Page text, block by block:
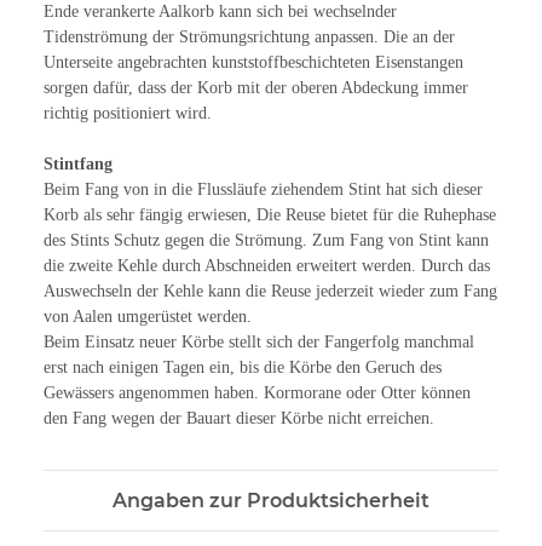
Ende verankerte Aalkorb kann sich bei wechselnder
Tidenströmung der Strömungsrichtung anpassen. Die an der
Unterseite angebrachten kunststoffbeschichteten Eisenstangen
sorgen dafür, dass der Korb mit der oberen Abdeckung immer
richtig positioniert wird.
Stintfang
Beim Fang von in die Flussläufe ziehendem Stint hat sich dieser
Korb als sehr fängig erwiesen, Die Reuse bietet für die Ruhephase
des Stints Schutz gegen die Strömung. Zum Fang von Stint kann
die zweite Kehle durch Abschneiden erweitert werden. Durch das
Auswechseln der Kehle kann die Reuse jederzeit wieder zum Fang
von Aalen umgerüstet werden.
Beim Einsatz neuer Körbe stellt sich der Fangerfolg manchmal
erst nach einigen Tagen ein, bis die Körbe den Geruch des
Gewässers angenommen haben. Kormorane oder Otter können
den Fang wegen der Bauart dieser Körbe nicht erreichen.
Angaben zur Produktsicherheit